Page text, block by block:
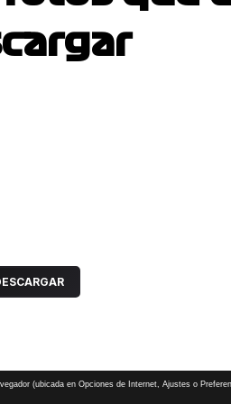
(ubicada en Opciones de Internet, Ajustes o